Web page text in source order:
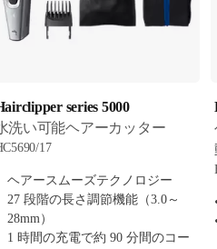
series 5000
洗い可能ヘアーカッター
17
ヘアースムーズテクノロジー
27 段階の長さ調節機能（3.0～
28mm）
1 時間の充電で約 90 分間のコー